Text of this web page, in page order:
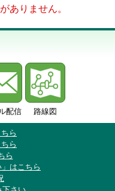
ありません。
配信 路線図
ら
ら
ら
はこちら